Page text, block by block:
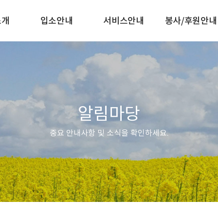
입소안내 서비스안내 봉사/후원안내
알림마당
중요 안내사항 및 소식을 확인하세요.